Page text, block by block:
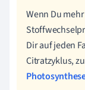
Wenn Du
Dir auf jeden
Citratzyklus,